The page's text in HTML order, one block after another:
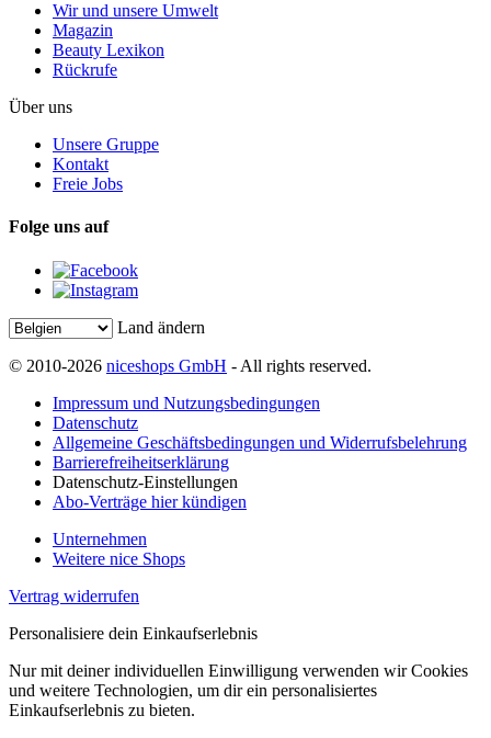
Wir und unsere Umwelt
Magazin
Beauty Lexikon
Rückrufe
Über uns
Unsere Gruppe
Kontakt
Freie Jobs
Folge uns auf
Land ändern
© 2010-2026 niceshops GmbH - All rights reserved.
Impressum und Nutzungsbedingungen
Datenschutz
Allgemeine Geschäftsbedingungen und Widerrufsbelehrung
Barrierefreiheitserklärung
Datenschutz-Einstellungen
Abo-Verträge hier kündigen
Unternehmen
Weitere nice Shops
Vertrag widerrufen
Personalisiere dein Einkaufserlebnis
Nur mit deiner individuellen Einwilligung verwenden wir Cookies
und weitere Technologien, um dir ein personalisiertes
Einkaufserlebnis zu bieten.